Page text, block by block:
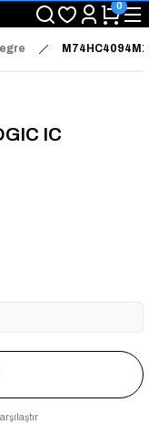
Gün Kargo Avantajı!
Teslim."
Kaçırmayın!"
0
IC